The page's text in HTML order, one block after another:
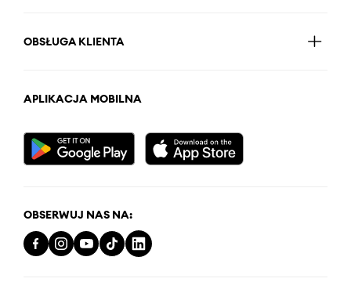
OBSŁUGA KLIENTA
APLIKACJA MOBILNA
OBSERWUJ NAS NA: